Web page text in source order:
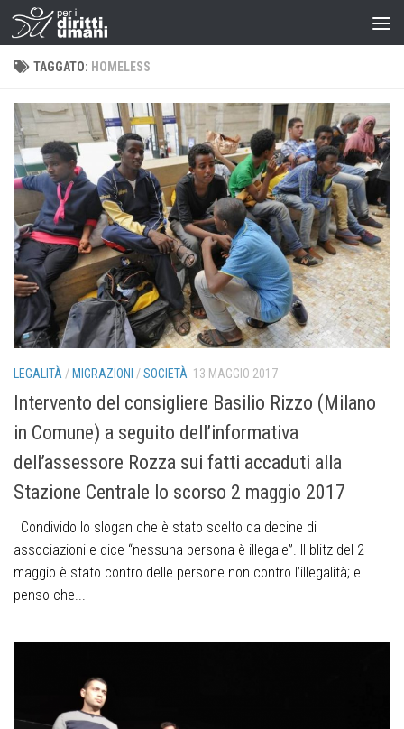
TAGGATO: HOMELESS
LEGALITÀ /MIGRAZIONI /SOCIETÀ 13 MAGGIO 2017
Intervento del consigliere Basilio Rizzo (Milano
in Comune) a seguito dell’informativa
dell’assessore Rozza sui fatti accaduti alla
Stazione Centrale lo scorso 2 maggio 2017
Condivido lo slogan che è stato scelto da decine di
associazioni e dice “nessuna persona è illegale”. Il blitz del 2
maggio è stato contro delle persone non contro l’illegalità; e
penso che...